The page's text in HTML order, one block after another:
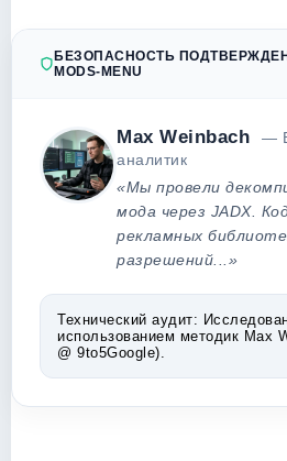
БЕЗОПАСНОСТЬ
MODS-MENU
Max Weinbach
—
аналитик
«Мы провели
мода через JADX.
рекламных
разрешений...»
Технический аудит:
использованием методик Max
@ 9to5Google).